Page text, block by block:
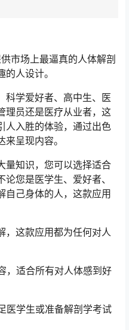
市场上最逼真的人体解剖
人设计。
科学爱好者、高中生、医
理员还是医疗从业者，这
人入胜的体验，通过出色
呈现内容。
量知识，您可以选择适合
您是医学生、爱好者、
自己身体的人，这款应用
，这款应用都为任何对人
，适合所有对人体感到好
医学生或准备解剖学考试